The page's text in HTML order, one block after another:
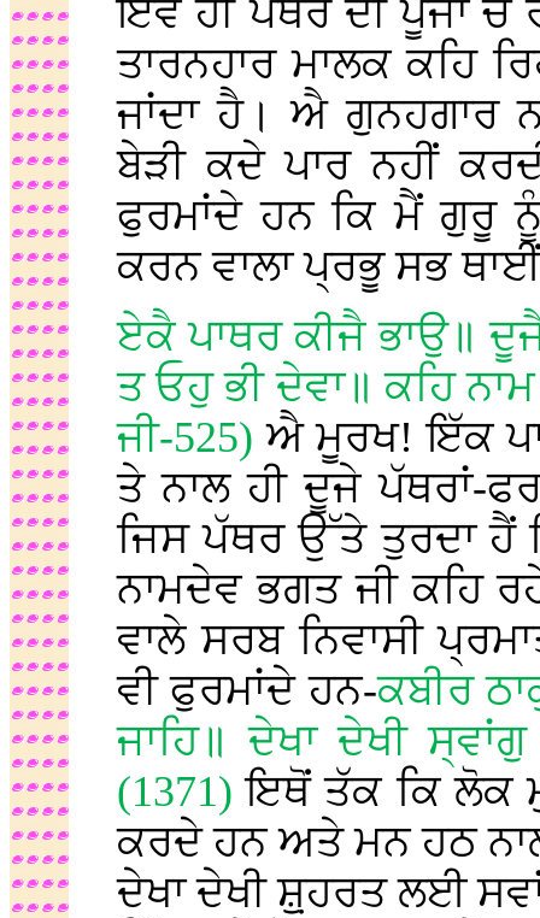
ਇਵੇਂ ਹੀ ਪੱਥਰ ਦੀ ਪੂਜਾ ਚੋਂ
ਤਾਰਨਹਾਰ ਮਾਲਕ ਕਹਿ
ਜਾਂਦਾ ਹੈ। ਐ ਗੁਨਹਗਾਰ
ਬੇੜੀ ਕਦੇ ਪਾਰ ਨਹੀਂ
ਫੁਰਮਾਂਦੇ ਹਨ ਕਿ ਮੈਂ ਗੁਰੂ
ਕਰਨ ਵਾਲਾ ਪ੍ਰਭੂ ਸਭ
ਏਕੈ ਪਾਥਰ ਕੀਜੈ ਭਾਉ॥
ਤ ਓਹੁ ਭੀ ਦੇਵਾ॥ ਕਹਿ
ਜੀ-525)ਐ ਮੂਰਖ! ਇੱਕ
ਤੇ ਨਾਲ ਹੀ ਦੂਜੇ ਪੱਥਰਾਂ-
ਜਿਸ ਪੱਥਰ ਉੱਤੇ ਤੁਰਦਾ ਹੈਂ
ਨਾਮਦੇਵ ਭਗਤ ਜੀ ਕਹਿ
ਵਾਲੇ ਸਰਬ ਨਿਵਾਸੀ
ਵੀ ਫੁਰਮਾਂਦੇ ਹਨ-ਕਬੀਰ
ਜਾਹਿ॥ ਦੇਖਾ ਦੇਖੀ
(1371)ਇਥੋਂ ਤੱਕ ਕਿ ਲੋਕ
ਕਰਦੇ ਹਨ ਅਤੇ ਮਨ ਹਠ
ਦੇਖਾ ਦੇਖੀ ਸ਼਼ੁਹਰਤ ਲਈ